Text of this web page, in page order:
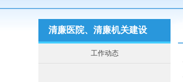
清廉医院、清廉机关建设
工作动态